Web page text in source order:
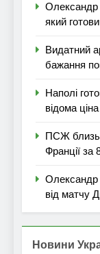
Олександр
який
Видатний
бажання
Наполі
відома
ПСЖ
Франції за
Олександр
від матчу
Новини